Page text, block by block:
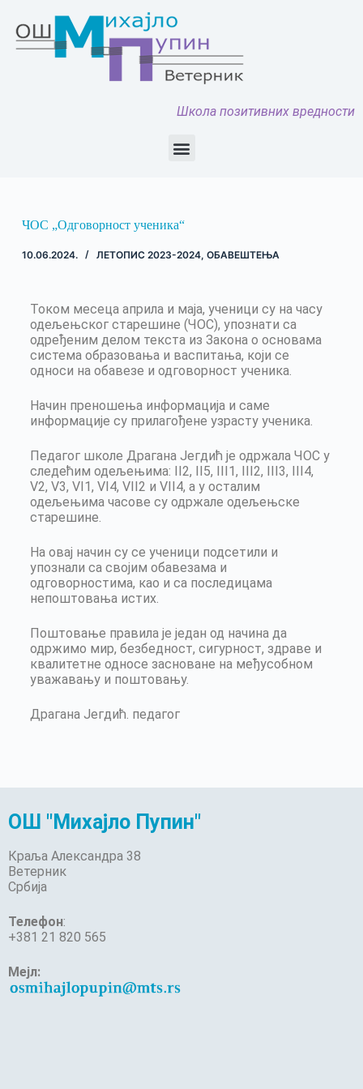
Школа позитивних вредности
ЧОС „Одговорност ученика“
10.06.2024. ЛЕТОПИС 2023-2024, ОБАВЕШТЕЊА
Током месеца априла и маја, ученици су на часу
одељењског старешине (ЧОС), упознати са
одређеним делом текста из Закона о основама
система образовања и васпитања, који се
односи на обавезе и одговорност ученика.
Начин преношења информација и саме
информације су прилагођене узрасту ученика.
Педагог школе Драгана Јегдић је одржала ЧОС у
следећим одељењима: II2, II5, III1, III2, III3, III4,
V2, V3, VI1, VI4, VII2 и VII4, а у осталим
одељењима часове су одржале одељењске
старешине.
На овај начин су се ученици подсетили и
упознали са својим обавезама и
одговорностима, као и са последицама
непоштовања истих.
Поштовање правила је један од начина да
одржимо мир, безбедност, сигурност, здраве и
квалитетне односе засноване на међусобном
уважавању и поштовању.
Драгана Јегдић. педагог
ОШ "Михајло Пупин"
Краља Александра 38
Ветерник
Србија
Телефон:
+381 21 820 565
Мејл: